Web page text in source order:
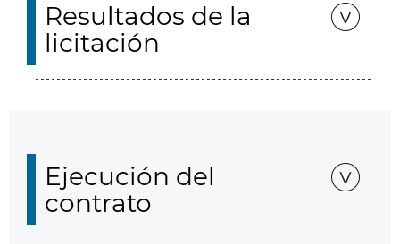
Resultados de la
licitación
Ejecución del
contrato